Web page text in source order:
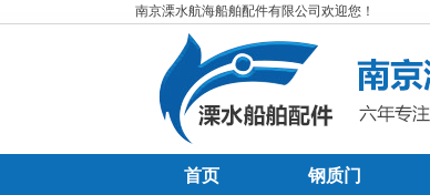
南京溧水航海船舶配件有限公司欢迎您！
首页 钢质门